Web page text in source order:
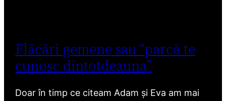
Flăcări gemene sau “parcă te
cunosc dintotdeauna”
Doar în timp ce citeam Adam și Eva am mai